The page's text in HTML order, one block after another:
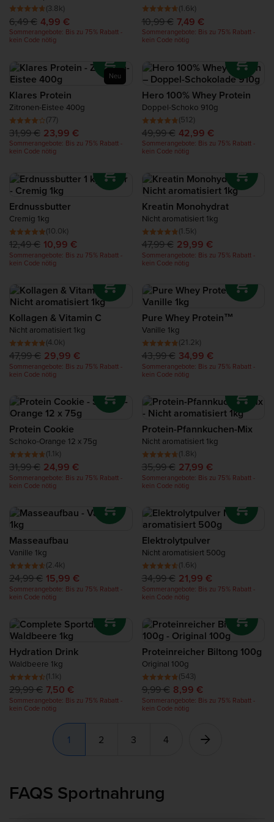
Protein für die Regeneration
Complete Food Shake
Proteinriegel
Protein Smoothie
Protein Snacks
Proteinreiche Nahrungsmittel
flüssigem Eiklar – eines ist sicher: Mit Bulk™ bist du immer
gut beraten, wenn du auf der Suche nach hochwertigen
und preisgünstigen Produkten bist.
(3.8k)
6,49 € 4,99 €
Sommerangebote: Bis zu 75% Rabatt -
kein Code nötig
(1.6k)
10,99 € 7,49 €
Sommerangebote: Bis zu 75% Rabatt -
kein Code nötig
Neu
Klares Protein
Zitronen-Eistee 400g
(77)
31,99 € 23,99 €
Sommerangebote: Bis zu 75% Rabatt -
kein Code nötig
Hero 100% Whey Protein
Doppel-Schoko 910g
(512)
49,99 € 42,99 €
Sommerangebote: Bis zu 75% Rabatt -
kein Code nötig
Erdnussbutter
Cremig 1kg
(10.0k)
12,49 € 10,99 €
Sommerangebote: Bis zu 75% Rabatt -
kein Code nötig
Kreatin Monohydrat
Nicht aromatisiert 1kg
(1.5k)
47,99 € 29,99 €
Sommerangebote: Bis zu 75% Rabatt -
kein Code nötig
Kollagen & Vitamin C
Nicht aromatisiert 1kg
(4.0k)
47,99 € 29,99 €
Sommerangebote: Bis zu 75% Rabatt -
kein Code nötig
Pure Whey Protein™
Vanille 1kg
(21.2k)
43,99 € 34,99 €
Sommerangebote: Bis zu 75% Rabatt -
kein Code nötig
Protein Cookie
Schoko-Orange 12 x 75g
(1.1k)
31,99 € 24,99 €
Sommerangebote: Bis zu 75% Rabatt -
kein Code nötig
Protein-Pfannkuchen-Mix
Nicht aromatisiert 1kg
(1.8k)
35,99 € 27,99 €
Sommerangebote: Bis zu 75% Rabatt -
kein Code nötig
Masseaufbau
Vanille 1kg
(2.4k)
24,99 € 15,99 €
Sommerangebote: Bis zu 75% Rabatt -
kein Code nötig
Elektrolytpulver
Nicht aromatisiert 500g
(1.6k)
34,99 € 21,99 €
Sommerangebote: Bis zu 75% Rabatt -
kein Code nötig
Hydration Drink
Waldbeere 1kg
(1.1k)
29,99 € 7,50 €
Sommerangebote: Bis zu 75% Rabatt -
kein Code nötig
Proteinreicher Biltong 100g
Original 100g
(543)
9,99 € 8,99 €
Sommerangebote: Bis zu 75% Rabatt -
kein Code nötig
1 2 3 4
FAQS Sportnahrung